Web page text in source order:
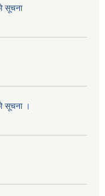
सूचना
सूचना ।